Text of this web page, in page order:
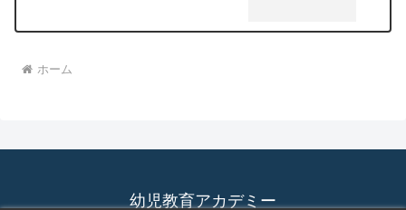
ホーム
幼児教育アカデミー